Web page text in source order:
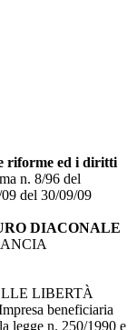
riforme ed i diritti
n. 8/96 del
del 30/09/09
DIACONALE
LIBERTÀ
beneficiaria
legge n. 250/1990 e